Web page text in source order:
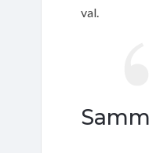
val.